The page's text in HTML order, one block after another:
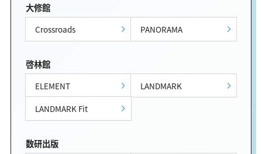
大修館
Crossroads PANORAMA
啓林館
ELEMENT
LANDMARK
LANDMARK Fit
数研出版